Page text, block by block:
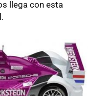
llega con esta